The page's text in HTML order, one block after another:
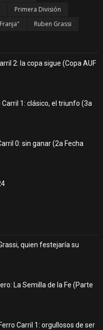
Primera División
Ruben Grassi
2: la copa sigue (Copa AUF
1: clásico, el triunfo (3a
0: sin ganar (2a Fecha
quien festejaría su
La Semilla de la Fe (Parte
Carril 1: orgullosos de ser